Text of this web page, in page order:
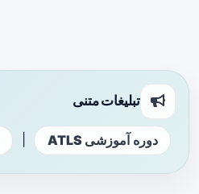
تبلیغات متنی
دوره آموزشی ATLS